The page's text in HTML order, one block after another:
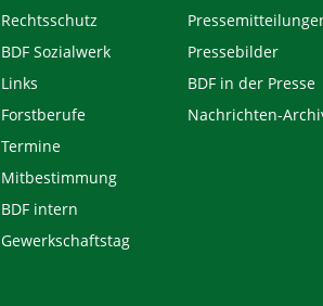
Rechtsschutz
BDF Sozialwerk
Links
Forstberufe
Termine
Mitbestimmung
BDF intern
Gewerkschaftstag
Pressebilder
BDF in der Presse
Nachrichten-